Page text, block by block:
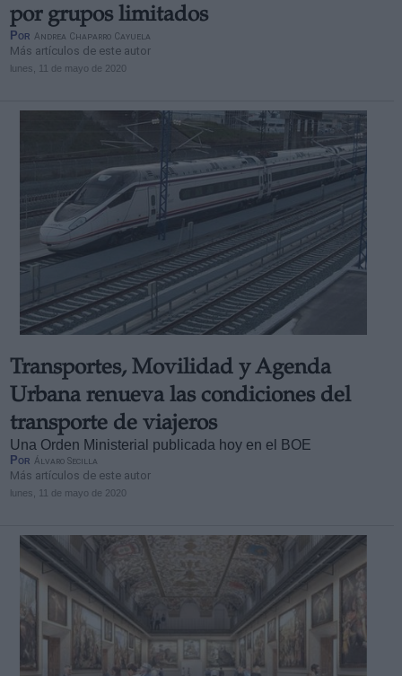
por grupos limitados
Por Andrea Chaparro Cayuela
Más artículos de este autor
lunes, 11 de mayo de 2020
Transportes, Movilidad y Agenda
Urbana renueva las condiciones del
transporte de viajeros
Una Orden Ministerial publicada hoy en el BOE
Por Álvaro Secilla
Más artículos de este autor
lunes, 11 de mayo de 2020